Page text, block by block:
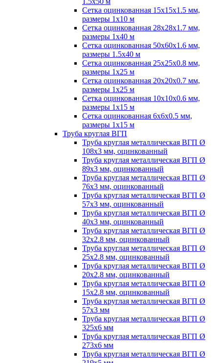
Сетка оцинкованная 15х15х1.5 мм,
размеры 1х10 м
Сетка оцинкованная 28х28х1.7 мм,
размеры 1х40 м
Сетка оцинкованная 50х60х1.6 мм,
размеры 1.5х40 м
Сетка оцинкованная 25х25х0.8 мм,
размеры 1х25 м
Сетка оцинкованная 20х20х0.7 мм,
размеры 1х25 м
Сетка оцинкованная 10х10х0.6 мм,
размеры 1х15 м
Сетка оцинкованная 6х6х0.5 мм,
размеры 1х15 м
Труба круглая ВГП
Труба круглая металлическая ВГП Ø
108х3 мм, оцинкованный
Труба круглая металлическая ВГП Ø
89х3 мм, оцинкованный
Труба круглая металлическая ВГП Ø
76х3 мм, оцинкованный
Труба круглая металлическая ВГП Ø
57х3 мм, оцинкованный
Труба круглая металлическая ВГП Ø
40х3 мм, оцинкованный
Труба круглая металлическая ВГП Ø
32х2.8 мм, оцинкованный
Труба круглая металлическая ВГП Ø
25х2.8 мм, оцинкованный
Труба круглая металлическая ВГП Ø
20х2.8 мм, оцинкованный
Труба круглая металлическая ВГП Ø
15х2.8 мм, оцинкованный
Труба круглая металлическая ВГП Ø
57х3 мм
Труба круглая металлическая ВГП Ø
325х6 мм
Труба круглая металлическая ВГП Ø
273х6 мм
Труба круглая металлическая ВГП Ø